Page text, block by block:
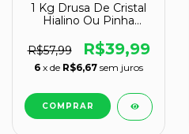
1 Kg Drusa De Cristal
Hialino Ou Pinha
R$57,99
R$39,99
6 x de R$6,67 sem juros